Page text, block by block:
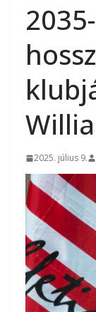
2025. július 9.